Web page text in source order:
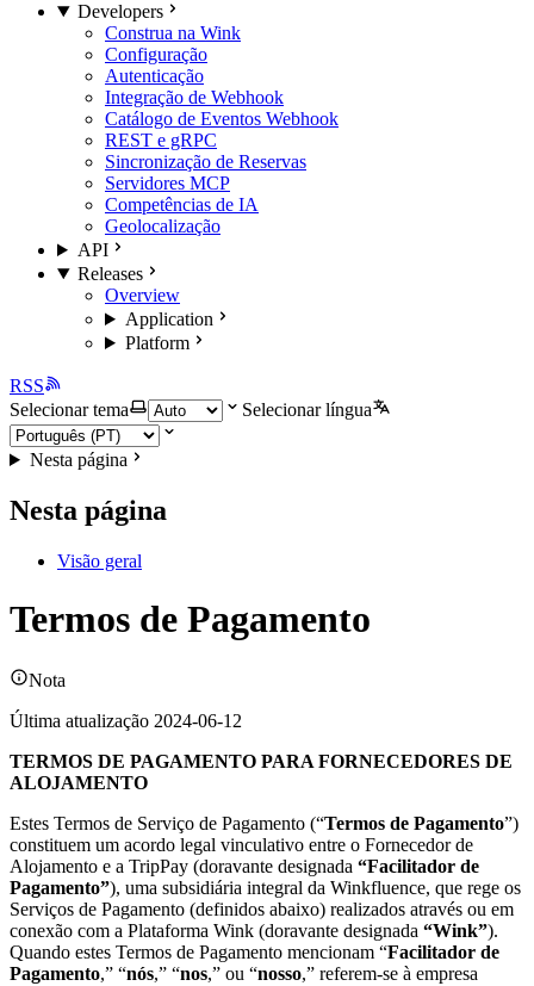
Developers
Construa na Wink
Configuração
Autenticação
Integração de Webhook
Catálogo de Eventos Webhook
REST e gRPC
Sincronização de Reservas
Servidores MCP
Competências de IA
Geolocalização
API
Releases
Overview
Application
Platform
RSS
Selecionar tema
Selecionar língua
Nesta página
Nesta página
Visão geral
Termos de Pagamento
Nota
Última atualização 2024-06-12
TERMOS DE PAGAMENTO PARA FORNECEDORES DE
ALOJAMENTO
Estes Termos de Serviço de Pagamento (“Termos de Pagamento”)
constituem um acordo legal vinculativo entre o Fornecedor de
Alojamento e a TripPay (doravante designada “Facilitador de
Pagamento”), uma subsidiária integral da Winkfluence, que rege os
Serviços de Pagamento (definidos abaixo) realizados através ou em
conexão com a Plataforma Wink (doravante designada “Wink”).
Quando estes Termos de Pagamento mencionam “Facilitador de
Pagamento,” “nós,” “nos,” ou “nosso,” referem-se à empresa